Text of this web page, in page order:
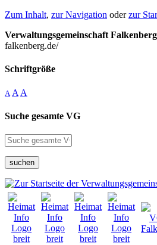
Zum Inhalt, zur Navigation oderzur
Verwaltungsgemeinschaft Falkenberg
falkenberg.de/
Schriftgröße
A A A
Suche gesamte VG
suchen